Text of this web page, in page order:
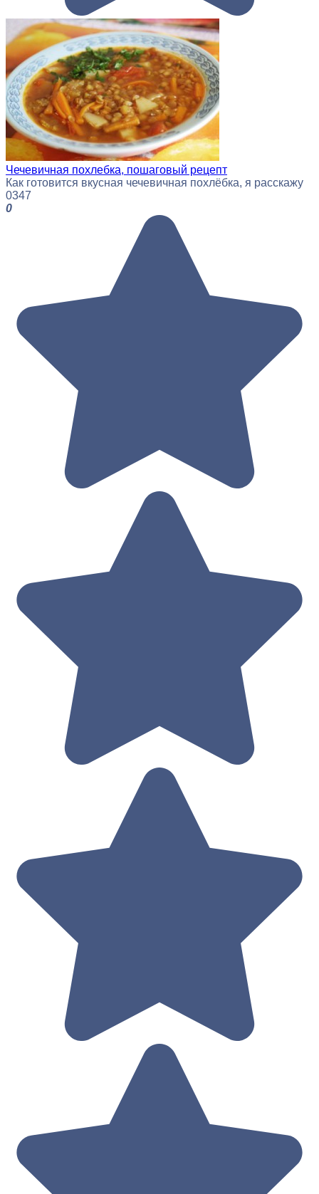
Чечевичная похлебка, пошаговый рецепт
Как готовится вкусная чечевичная похлёбка, я расскажу
0347
0